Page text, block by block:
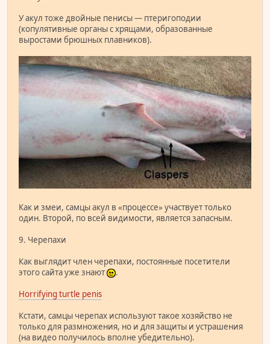
У акул тоже двойные пенисы — птеригоподии
(копулятивные органы с хрящами, образованные
выростами брюшных плавников).
Как и змеи, самцы акул в «процессе» участвует только
один. Второй, по всей видимости, является запасным.
9. Черепахи
Как выглядит член черепахи, постоянные посетители
этого сайта уже знают
.
Horrifying turtle penis
Кстати, самцы черепах используют такое хозяйство не
только для размножения, но и для защиты и устрашения
(на видео получилось вполне убедительно).